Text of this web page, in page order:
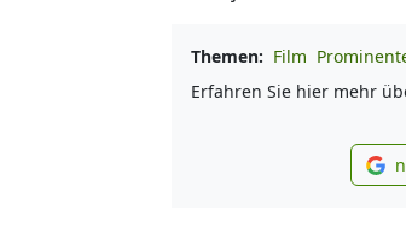
Themen: Film
Erfahren Sie hier mehr